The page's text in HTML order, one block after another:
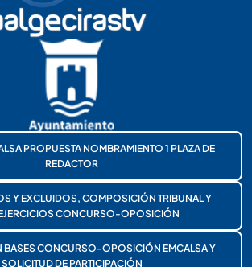
PROPUESTA NOMBRAMIENTO 1 PLAZA DE
REDACTOR
Y EXCLUIDOS, COMPOSICIÓN TRIBUNAL Y
CONCURSO-OPOSICIÓN
BASES CONCURSO-OPOSICIÓN EMCALSA Y
SOLICITUD DE PARTICIPACIÓN